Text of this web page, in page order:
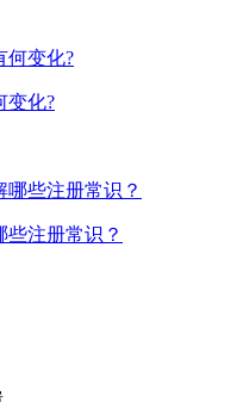
变化?
注册常识？